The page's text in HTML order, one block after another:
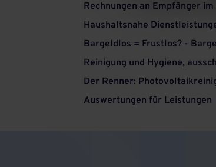
Rechnungen an Empfänger
Haushaltsnahe
Bargeldlos = Frustlos? -
Reinigung und Hygiene,
Der Renner:
Auswertungen für Leistungen